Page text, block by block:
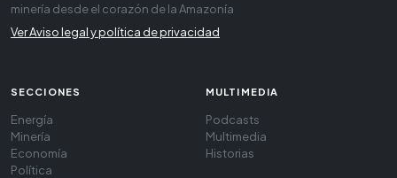
minería desde el corazón de la Amazonía
Ver Aviso legal y política de privacidad
SECCIONES
Energía
Minería
Economía
Política
MULTIMEDIA
Podcasts
Multimedia
Historias